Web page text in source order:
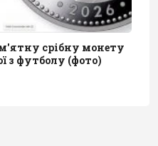
срібну монету
з футболу (фото)